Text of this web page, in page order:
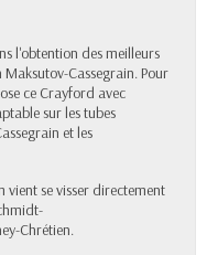
l'obtention des meilleurs
Maksutov-Cassegrain. Pour
ce Crayford avec
sur les tubes
et les
se visser directement
Chrétien.